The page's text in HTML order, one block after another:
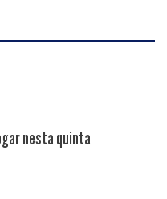
nesta quinta